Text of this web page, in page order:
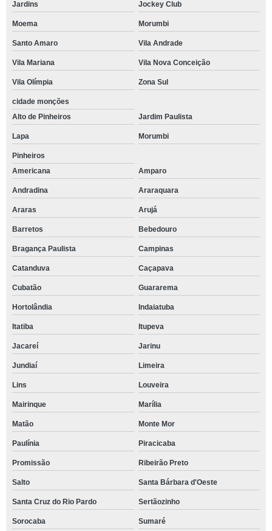
Jardins Jockey Club
Moema Morumbi
Santo Amaro Vila Andrade
Vila Mariana Vila Nova Conceição
Vila Olímpia Zona Sul
cidade monções
Alto de Pinheiros
Jardim Paulista
Lapa Morumbi
Pinheiros
Americana
Amparo
Andradina Araraquara
Araras Arujá
Barretos Bebedouro
Bragança Paulista Campinas
Catanduva Caçapava
Cubatão Guararema
Hortolândia Indaiatuba
Itatiba Itupeva
Jacareí Jarinu
Jundiaí Limeira
Lins Louveira
Mairinque Marília
Matão Monte Mor
Paulínia Piracicaba
Promissão Ribeirão Preto
Salto Santa Bárbara d'Oeste
Santa Cruz do Rio Pardo Sertãozinho
Sorocaba Sumaré